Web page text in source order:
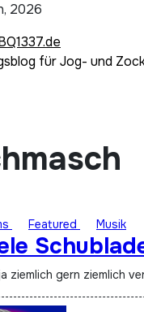
2026
für Jog- und
Featured Musik
ziemlich gern ziemlich